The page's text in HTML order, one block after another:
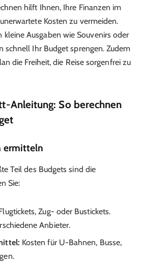
hilft Ihnen, Ihre Finanzen im
Kosten zu vermeiden.
kleine Ausgaben wie Souvenirs oder
schnell Ihr Budget sprengen. Zudem
die Freiheit, die Reise sorgenfrei zu
Anleitung: So berechnen
ermitteln
Teil des Budgets sind die
Sie:
Zug- oder Bustickets.
Anbieter.
Kosten für U-Bahnen, Busse,